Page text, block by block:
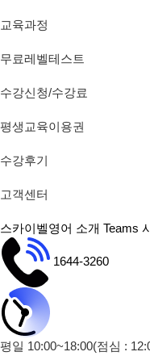
교육과정
무료레벨테스트
수강신청/수강료
평생교육이용권
수강후기
고객센터
스카이벨영어 소개 Teams
1644-3260
평일 10:00~18:00(점심 :